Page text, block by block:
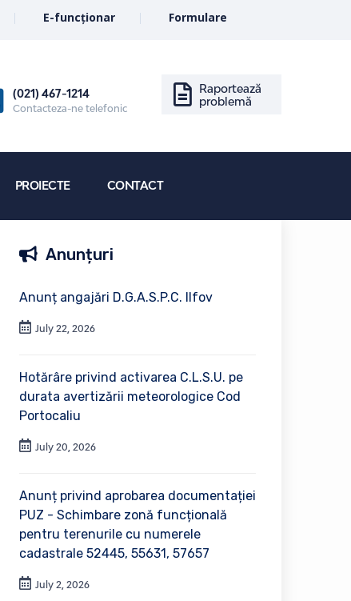
E-funcționar Formulare
(021) 467-1214
Contacteza-ne telefonic
Raportează
problemă
PROIECTE CONTACT
Anunțuri
Anunț angajări D.G.A.S.P.C. Ilfov
July 22, 2026
Hotărâre privind activarea C.L.S.U. pe
durata avertizării meteorologice Cod
Portocaliu
July 20, 2026
Anunț privind aprobarea documentației
PUZ - Schimbare zonă funcțională
pentru terenurile cu numerele
cadastrale 52445, 55631, 57657
July 2, 2026